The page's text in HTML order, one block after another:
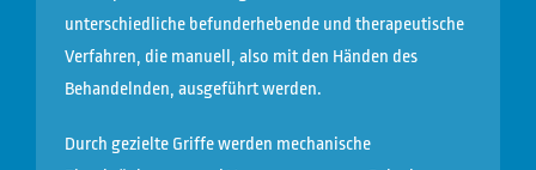
unterschiedliche befunderhebende und therapeutische
Verfahren, die manuell, also mit den Händen des
Behandelnden, ausgeführt werden.
Durch gezielte Griffe werden mechanische